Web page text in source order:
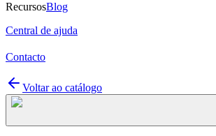
RecursosBlog
Central de ajuda
Contacto
Voltar ao catálogo